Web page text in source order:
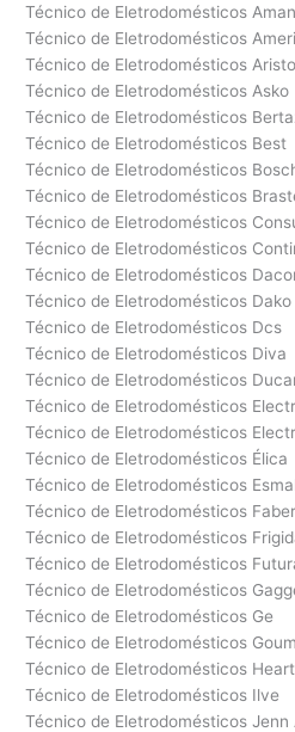
Técnico de Eletrodomésticos
Técnico de Eletrodomésticos
Técnico de Eletrodomésticos
Técnico de Eletrodomésticos Asko
Técnico de Eletrodomésticos
Técnico de Eletrodomésticos Best
Técnico de Eletrodomésticos
Técnico de Eletrodomésticos
Técnico de Eletrodomésticos
Técnico de Eletrodomésticos
Técnico de Eletrodomésticos
Técnico de Eletrodomésticos Dako
Técnico de Eletrodomésticos Dcs
Técnico de Eletrodomésticos Diva
Técnico de Eletrodomésticos
Técnico de Eletrodomésticos
Técnico de Eletrodomésticos
Técnico de Eletrodomésticos Élica
Técnico de Eletrodomésticos
Técnico de Eletrodomésticos Faber
Técnico de Eletrodomésticos
Técnico de Eletrodomésticos
Técnico de Eletrodomésticos
Técnico de Eletrodomésticos Ge
Técnico de Eletrodomésticos
Técnico de Eletrodomésticos
Técnico de Eletrodomésticos Ilve
Técnico de Eletrodomésticos Jenn